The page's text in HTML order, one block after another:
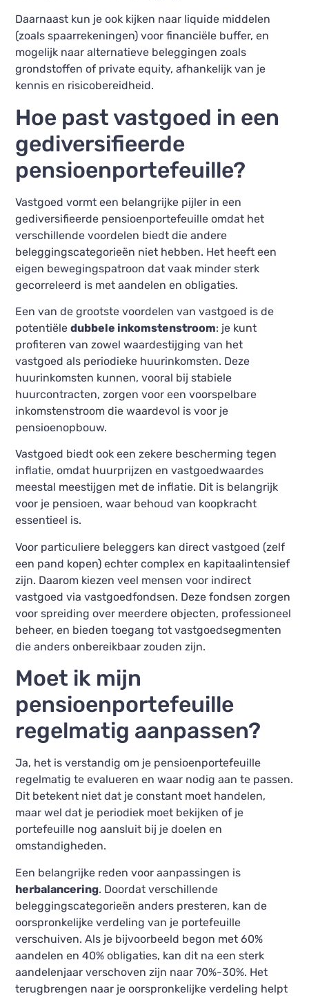
Daarnaast kun je ook kijken naar liquide middelen
(zoals spaarrekeningen) voor financiële buffer, en
mogelijk naar alternatieve beleggingen zoals
grondstoffen of private equity, afhankelijk van je
kennis en risicobereidheid.
Hoe past vastgoed in een
gediversifieerde
pensioenportefeuille?
Vastgoed vormt een belangrijke pijler in een
gediversifieerde pensioenportefeuille omdat het
verschillende voordelen biedt die andere
beleggingscategorieën niet hebben. Het heeft een
eigen bewegingspatroon dat vaak minder sterk
gecorreleerd is met aandelen en obligaties.
Een van de grootste voordelen van vastgoed is de
potentiëledubbele inkomstenstroom: je kunt
profiteren van zowel waardestijging van het
vastgoed als periodieke huurinkomsten. Deze
huurinkomsten kunnen, vooral bij stabiele
huurcontracten, zorgen voor een voorspelbare
inkomstenstroom die waardevol is voor je
pensioenopbouw.
Vastgoed biedt ook een zekere bescherming tegen
inflatie, omdat huurprijzen en vastgoedwaardes
meestal meestijgen met de inflatie. Dit is belangrijk
voor je pensioen, waar behoud van koopkracht
essentieel is.
Voor particuliere beleggers kan direct vastgoed (zelf
een pand kopen) echter complex en kapitaalintensief
zijn. Daarom kiezen veel mensen voor indirect
vastgoed via vastgoedfondsen. Deze fondsen zorgen
voor spreiding over meerdere objecten, professioneel
beheer, en bieden toegang tot vastgoedsegmenten
die anders onbereikbaar zouden zijn.
Moet ik mijn
pensioenportefeuille
regelmatig aanpassen?
Ja, het is verstandig om je pensioenportefeuille
regelmatig te evalueren en waar nodig aan te passen.
Dit betekent niet dat je constant moet handelen,
maar wel dat je periodiek moet bekijken of je
portefeuille nog aansluit bij je doelen en
omstandigheden.
Een belangrijke reden voor aanpassingen is
herbalancering. Doordat verschillende
beleggingscategorieën anders presteren, kan de
oorspronkelijke verdeling van je portefeuille
verschuiven. Als je bijvoorbeeld begon met 60%
aandelen en 40% obligaties, kan dit na een sterk
aandelenjaar verschoven zijn naar 70%-30%. Het
terugbrengen naar je oorspronkelijke verdeling helpt